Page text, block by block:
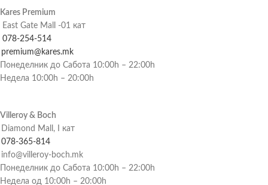
Kares Premium
East Gate Mall -01 кат
078-254-514
premium@kares.mk
Понеделник до Сабота 10:00h – 22:00h
Недела 10:00h – 20:00h
Villeroy & Boch
Diamond Mall, I кат
078-365-814
info@villeroy-boch.mk
Понеделник до Сабота 10:00h – 22:00h
Недела од 10:00h – 20:00h